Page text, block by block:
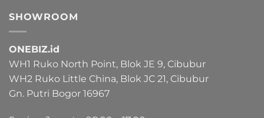
SHOWROOM
ONEBIZ.id
WH1 Ruko North Point, Blok JE 9, Cibubur
WH2 Ruko Little China, Blok JC 21, Cibubur
Gn. Putri Bogor 16967